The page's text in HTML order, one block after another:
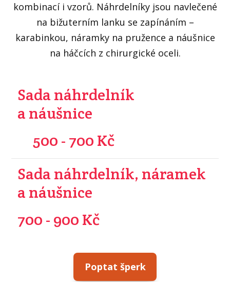
kombinací i vzorů. Náhrdelníky jsou navlečené
na bižuterním lanku se zapínáním –
karabinkou, náramky na pružence a náušnice
na háčcích z chirurgické oceli.
Sada náhrdelník
a náušnice
500 - 700 Kč
Sada náhrdelník, náramek
a náušnice
700 - 900 Kč
Poptat šperk